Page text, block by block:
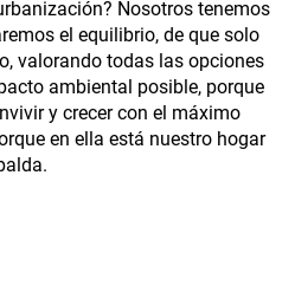
Nosotros tenemos
el equilibrio, de que solo
valorando todas las opciones
ambiental posible, porque
y crecer con el máximo
en ella está nuestro hogar